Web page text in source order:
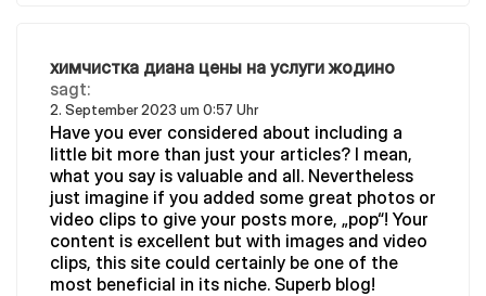
химчистка диана цены на услуги жодино
sagt:
2. September 2023 um 0:57 Uhr
Have you ever considered about including a
little bit more than just your articles? I mean,
what you say is valuable and all. Nevertheless
just imagine if you added some great photos or
video clips to give your posts more, „pop“! Your
content is excellent but with images and video
clips, this site could certainly be one of the
most beneficial in its niche. Superb blog!